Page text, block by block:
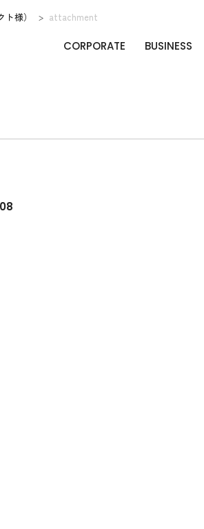
CORPORATE BUSINESS
様） attachment